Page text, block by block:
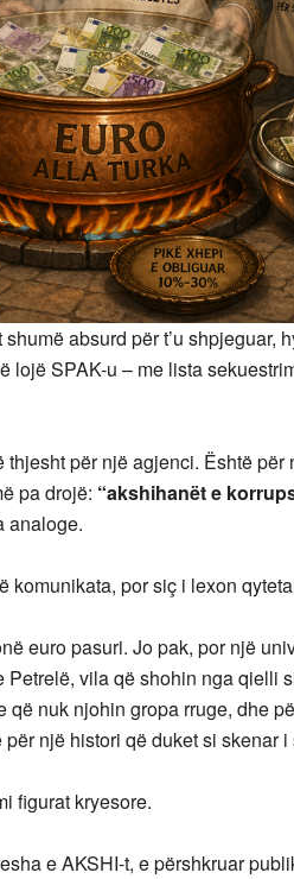
absurd për t’u shpjeguar,
lojë SPAK-u – me lista
për një agjenci. Është për
pa drojë: “akshihanët e
analoge.
komunikata, por siç i lexon
euro pasuri. Jo pak, por një
Petrelë, vila që shohin nga qielli
që nuk njohin gropa rruge, dhe
për një histori që duket si skenar
figurat kryesore.
e AKSHI-t, e përshkruar